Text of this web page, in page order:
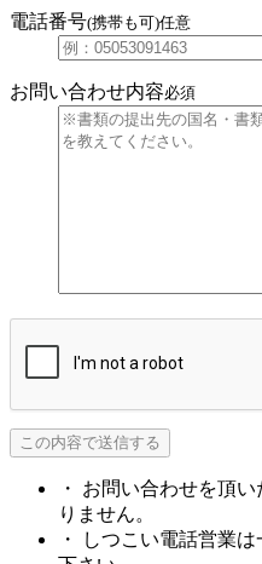
電話番号(携帯も可)任意
お問い合わせ内容必須
・ お問い合わせを頂
りません。
・ しつこい電話営業